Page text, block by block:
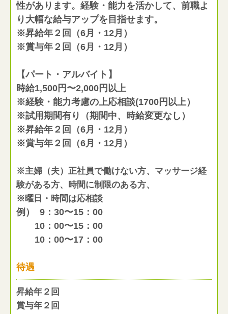
性があります。経験・能力を活かして、前職よ
り大幅な給与アップを目指せます。
※昇給年２回（6月・12月）
※賞与年２回（6月・12月）
【パート・アルバイト】
時給1,500円〜2,000円以上
※経験・能力考慮の上応相談(1700円以上）
※試用期間有り（期間中、時給変更なし）
※昇給年２回（6月・12月）
※賞与年２回（6月・12月）
※主婦（夫）正社員で働けない方、マッサージ経
験がある方、時間に制限のある方、
※曜日・時間は応相談
例） 9：30〜15：00
10：00〜15：00
10：00〜17：00
待遇
昇給年２回
賞与年２回